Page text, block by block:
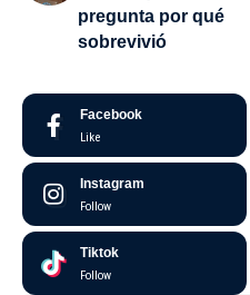
pregunta por qué
sobrevivió
Facebook
Like
Instagram
Follow
Tiktok
Follow